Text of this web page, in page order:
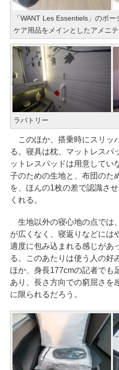
「WANT Les Essentiels」のポ
ケア用品をメインとしたアメニ
ラバトリー
このほか、搭乗時にスリッ
る。寝具は枕、マットレスパ
ットレスパッドは用意してい
子のための生地と、布団のた
を、ほんの1枚の差で認識さ
くれる。
生地以外の寝心地の点では
が広くなく、寝返りなどには
適度に包み込まれる感じがあ
る。このあたりは使う人の好
ほか、身長177cmの記者でも
あり、長さ方向での窮屈さを
に限られるだろう。